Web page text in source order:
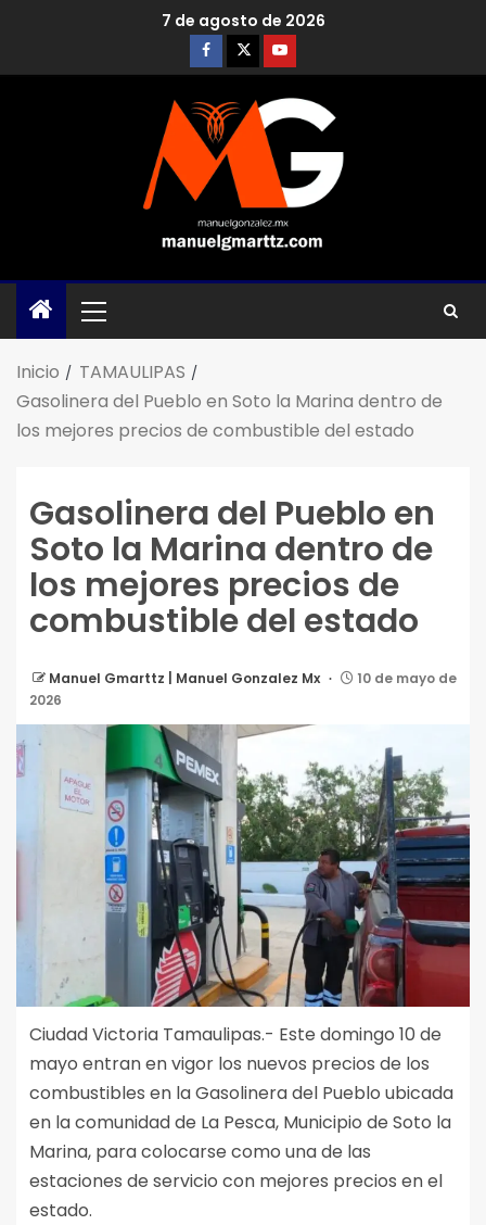
7 de agosto de 2026
Inicio
TAMAULIPAS
Gasolinera del Pueblo en Soto la Marina dentro de
los mejores precios de combustible del estado
Gasolinera del Pueblo en
Soto la Marina dentro de
los mejores precios de
combustible del estado
Manuel Gmarttz | Manuel Gonzalez Mx
10 de mayo de
2026
Ciudad Victoria Tamaulipas.- Este domingo 10 de
mayo entran en vigor los nuevos precios de los
combustibles en la Gasolinera del Pueblo ubicada
en la comunidad de La Pesca, Municipio de Soto la
Marina, para colocarse como una de las
estaciones de servicio con mejores precios en el
estado.